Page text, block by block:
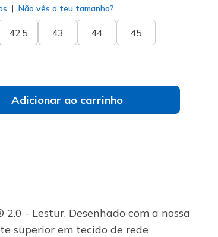
Não vês o teu tamanho?
42.5 43 44 45
Adicionar ao carrinho
- Lestur. Desenhado com a nossa
superior em tecido de rede